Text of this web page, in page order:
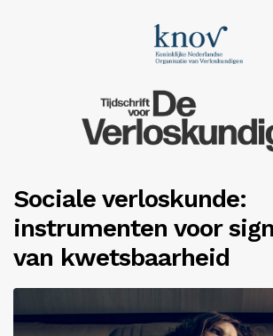
Edities
Knov.nl
Sociale verloskunde:
instrumenten voor
van kwetsbaarheid